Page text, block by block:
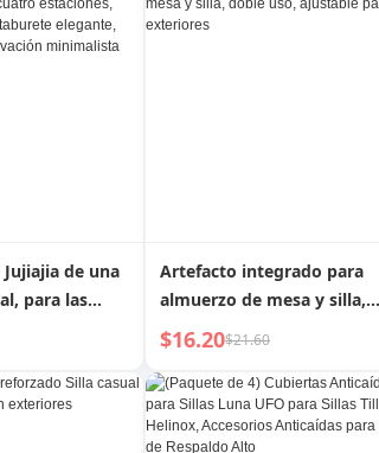
de una
para las
moderna,
elegante,
elevación
Artefacto integrado para
almuerzo de mesa y silla,
doble uso, ajustable para
exteriores
$16.20$21.60